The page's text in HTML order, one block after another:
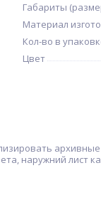
Габариты
Материал
Кол-во в
Цвет
наружний лист